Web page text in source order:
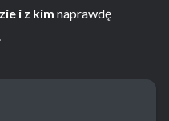
i z kim naprawdę